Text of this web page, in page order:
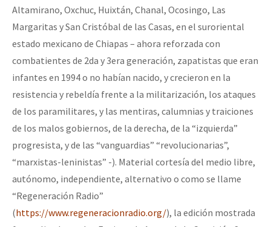
Altamirano, Oxchuc, Huixtán, Chanal, Ocosingo, Las
Margaritas y San Cristóbal de las Casas, en el suroriental
estado mexicano de Chiapas – ahora reforzada con
combatientes de 2da y 3era generación, zapatistas que eran
infantes en 1994 o no habían nacido, y crecieron en la
resistencia y rebeldía frente a la militarización, los ataques
de los paramilitares, y las mentiras, calumnias y traiciones
de los malos gobiernos, de la derecha, de la “izquierda”
progresista, y de las “vanguardias” “revolucionarias”,
“marxistas-leninistas” -). Material cortesía del medio libre,
autónomo, independiente, alternativo o como se llame
“Regeneración Radio”
(https://www.regeneracionradio.org/), la edición mostrada